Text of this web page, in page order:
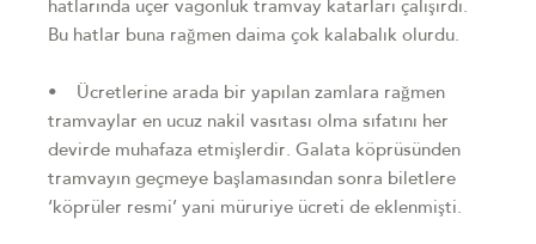
hatlarında üçer vagonluk tramvay katarları çalışırdı.
Bu hatlar buna rağmen daima çok kalabalık olurdu.
• Ücretlerine arada bir yapılan zamlara rağmen
tramvaylar en ucuz nakil vasıtası olma sıfatını her
devirde muhafaza etmişlerdir. Galata köprüsünden
tramvayın geçmeye başlamasından sonra biletlere
‘köprüler resmi’ yani müruriye ücreti de eklenmişti.